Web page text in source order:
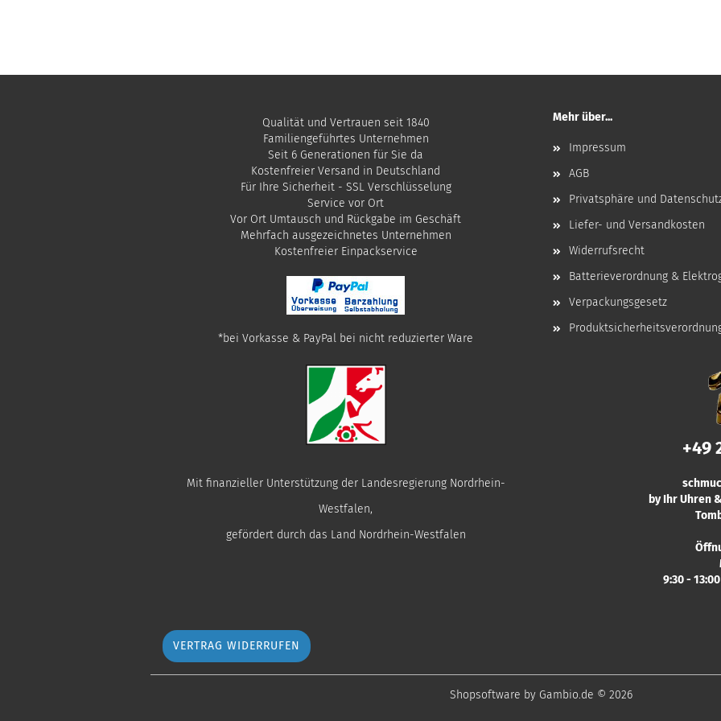
Qualität und Vertrauen seit 1840
Familiengeführtes Unternehmen
Seit 6 Generationen für Sie da
Kostenfreier Versand in Deutschland
Für Ihre Sicherheit - SSL Verschlüsselung
Service vor Ort
Vor Ort Umtausch und Rückgabe im Geschäft
Mehrfach ausgezeichnetes Unternehmen
​Kostenfreier Einpackservice
*bei Vorkasse & PayPal bei nicht reduzierter Ware
Mehr über...
Impressum
AGB
Privatsphäre und
Liefer- und Versandkosten
Widerrufsrecht
Batterieverordnung &
Verpackungsgesetz
Mit finanzieller Unterstützung der Landesregierung Nordrhein-
Westfalen,
gefördert durch das Land Nordrhein-Westfalen
+49
by Ihr Uhren
9:30 -
VERTRAG WIDERRUFEN
Shopsoftware by Gambio.de © 2026